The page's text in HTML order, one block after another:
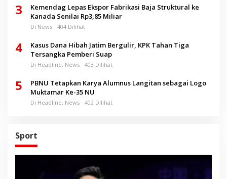
3
Kemendag Lepas Ekspor Fabrikasi Baja Struktural ke
Kanada Senilai Rp3,85 Miliar
Di News 404 Dilihat
4
Kasus Dana Hibah Jatim Bergulir, KPK Tahan Tiga
Tersangka Pemberi Suap
Di Headline, News 403 Dilihat
5
PBNU Tetapkan Karya Alumnus Langitan sebagai Logo
Muktamar Ke-35 NU
Di Headline, News 402 Dilihat
Sport